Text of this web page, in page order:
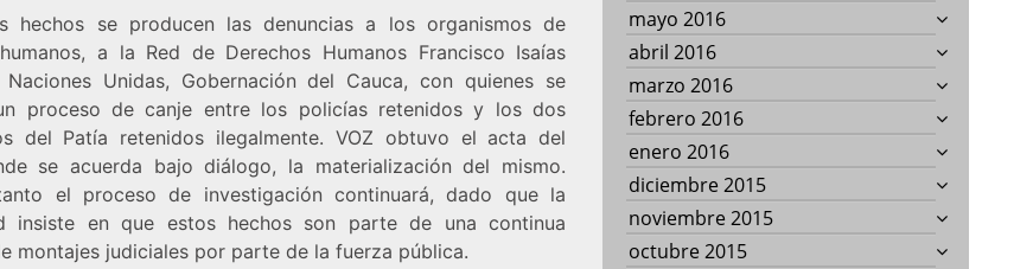
hechos se producen las denuncias a los organismos de
a la Red de Derechos Humanos Francisco Isaías
Naciones Unidas, Gobernación del Cauca, con quienes se
proceso de canje entre los policías retenidos y los dos
del Patía retenidos ilegalmente. VOZ obtuvo el acta del
se acuerda bajo diálogo, la materialización del mismo.
el proceso de investigación continuará, dado que la
insiste en que estos hechos son parte de una continua
montajes judiciales por parte de la fuerza pública.
mayo 2016
abril 2016
marzo 2016
febrero 2016
enero 2016
diciembre 2015
noviembre 2015
octubre 2015